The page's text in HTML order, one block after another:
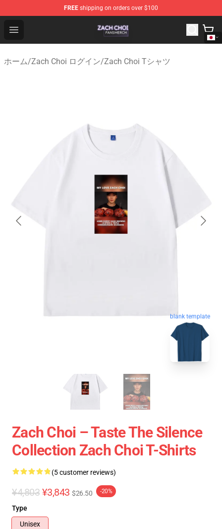
FREE shipping on orders over $100
Open menu
Zach Choi Shop - Official Zach Choi Merchandise Store
ホーム/Zach Choi ログイン/Zach Choi Tシャツ
blank template
Zach Choi – Taste The Silence
Collection Zach Choi T-Shirts
(5 customer reviews)
¥4,803 ¥3,843 $26.50 -20%
Type
Unisex